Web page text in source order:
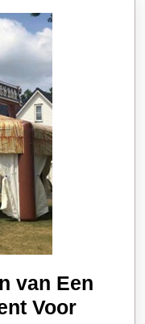
van Een
Voor